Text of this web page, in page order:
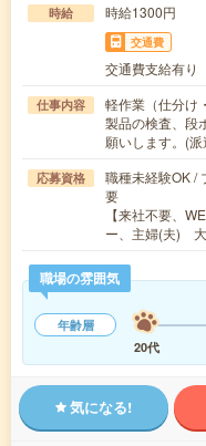
時給 時給1300円
交通費
交通費支給有り
仕事内容
軽作業（仕分け
製品の検査、段
願いします。(
応募資格
職種未経験OK /
要
【来社不要、
ー、主婦(夫)
職場の雰囲気
年齢層
20代
気になる!